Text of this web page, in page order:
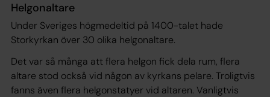
Helgonaltare
Under Sveriges högmedeltid på 1400-talet hade
Storkyrkan över 30 olika helgonaltare.
Det var så många att flera helgon fick dela rum, flera
altare stod också vid någon av kyrkans pelare. Troligtvis
fanns även flera helgonstatyer vid altaren. Vanligtvis